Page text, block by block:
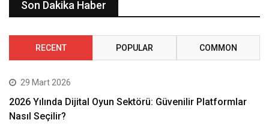
Son Dakika Haber
RECENT POPULAR COMMON
29 Mart 2026
2026 Yılında Dijital Oyun Sektörü: Güvenilir Platformlar
Nasıl Seçilir?